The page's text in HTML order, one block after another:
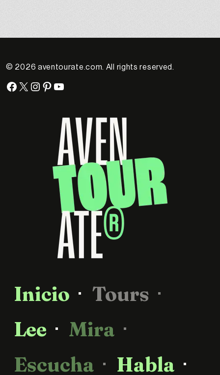
© 2026 aventourate.com. All rights reserved.
Facebook
X Instagram
Pinterest
YouTube
Inicio
Tours
Lee
Mira
Escucha
Habla